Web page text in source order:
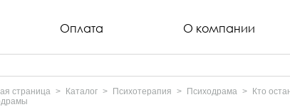
Оплата О компании
страница Каталог Психотерапия Психодрама
Кто